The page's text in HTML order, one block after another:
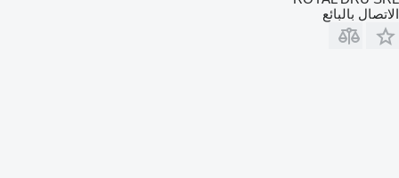
الاتصال بالبائع